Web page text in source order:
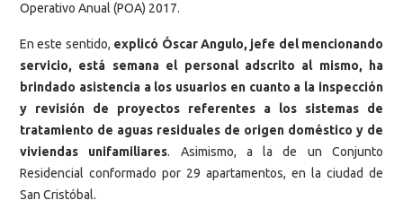
Operativo Anual (POA) 2017.
En este sentido, explicó Óscar Angulo, jefe del mencionando
servicio, está semana el personal adscrito al mismo, ha
brindado asistencia a los usuarios en cuanto a la inspección
y revisión de proyectos referentes a los sistemas de
tratamiento de aguas residuales de origen doméstico y de
viviendas unifamiliares. Asimismo, a la de un Conjunto
Residencial conformado por 29 apartamentos, en la ciudad de
San Cristóbal.